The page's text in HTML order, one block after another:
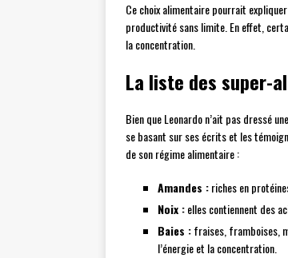
Ce choix alimentaire pourrait
productivité sans limite. En effet,
la concentration.
La liste des super-
Bien que Leonardo n’ait pas dressé
se basant sur ses écrits et les
de son régime alimentaire :
Amandes :riches en
Noix :elles contiennent des
Baies :fraises, framboises,
l’énergie et la concentration.